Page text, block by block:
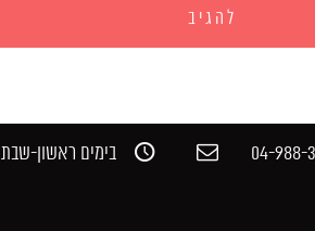
04-988- בימים ראשון-שבת 12:00-23:00​